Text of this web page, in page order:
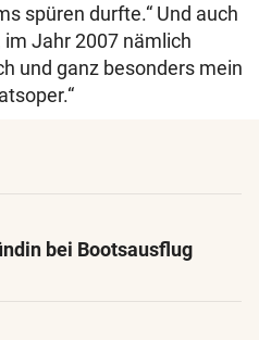
spüren durfte.“ Und auch
im Jahr 2007 nämlich
und ganz besonders mein
bei Bootsausflug